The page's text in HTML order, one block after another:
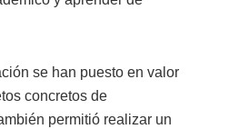
se han puesto en valor
concretos de
permitió realizar un